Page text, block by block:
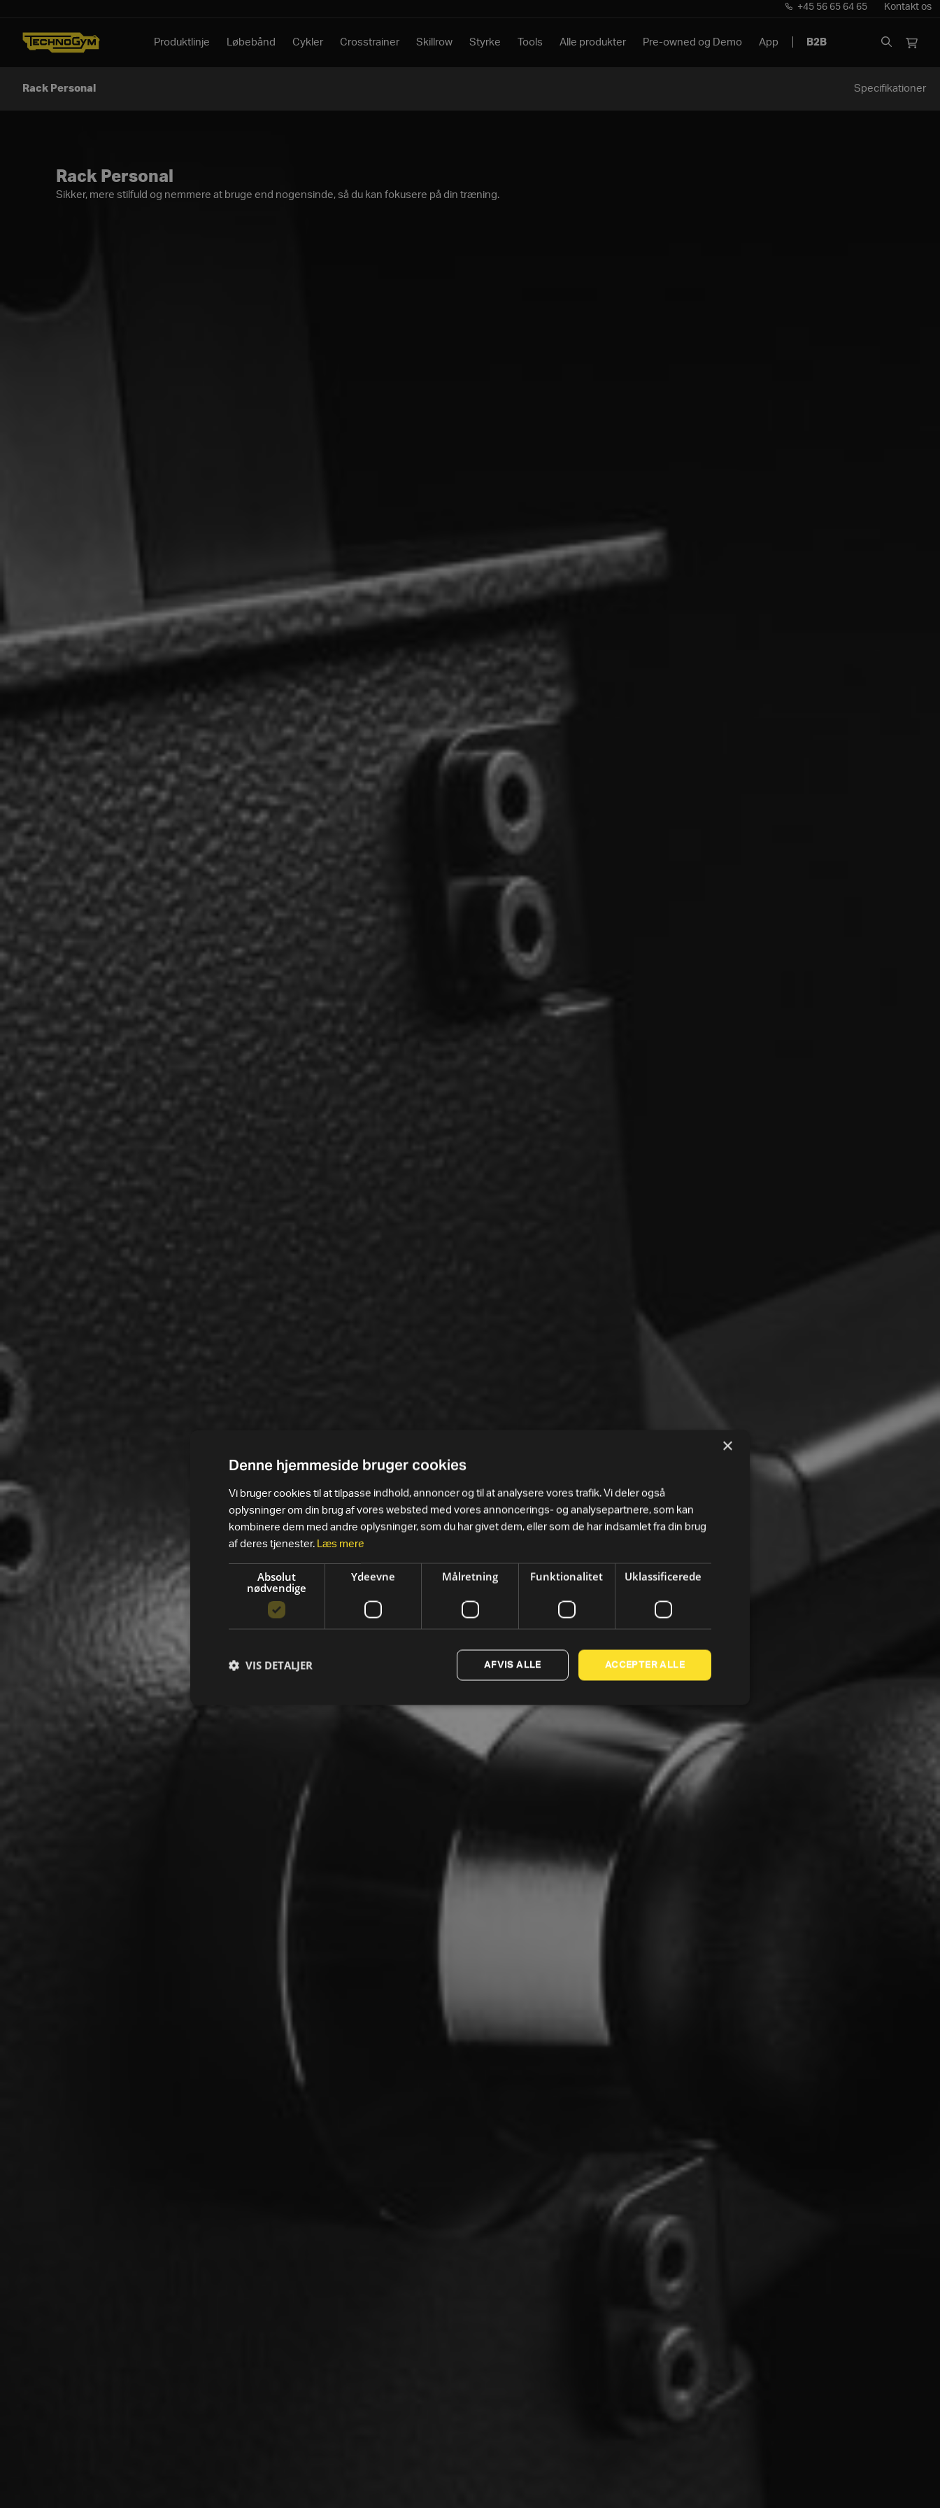
+45 56 65 64 65 Kontakt os
Produktlinje Løbebånd Cykler Crosstrainer Skillrow Styrke Tools Alle produkter Pre-owned og Demo App B2B
Rack Personal Specifikationer
Rack Personal
Sikker, mere stilfuld og nemmere at bruge end nogensinde, så du kan fokusere på din træning.
×
Denne hjemmeside bruger cookies
Vi bruger cookies til at tilpasse indhold, annoncer og til at analysere vores trafik. Vi deler også
oplysninger om din brug af vores websted med vores annoncerings- og analysepartnere, som kan
kombinere dem med andre oplysninger, som du har givet dem, eller som de har indsamlet fra din brug
af deres tjenester.
Læs mere
Absolut
nødvendige
Ydeevne Målretning Funktionalitet Uklassificerede
ACCEPTER ALLE
AFVIS ALLE
VIS DETALJER